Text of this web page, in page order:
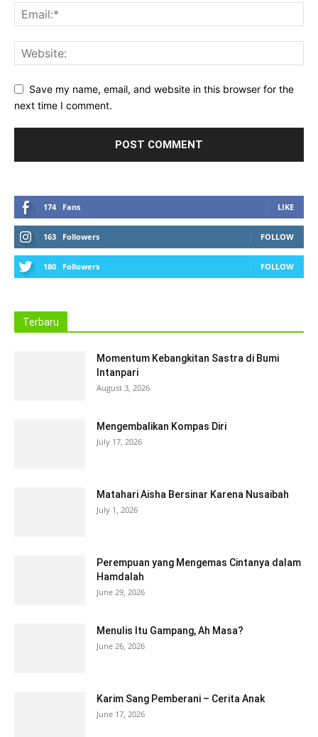
Save my name, email, and website in this browser for the
next time I comment.
174 Fans LIKE
163 Followers FOLLOW
180 Followers FOLLOW
Terbaru
Momentum Kebangkitan Sastra di Bumi
Intanpari
August 3, 2026
Mengembalikan Kompas Diri
July 17, 2026
Matahari Aisha Bersinar Karena Nusaibah
July 1, 2026
Perempuan yang Mengemas Cintanya dalam
Hamdalah
June 29, 2026
Menulis Itu Gampang, Ah Masa?
June 26, 2026
Karim Sang Pemberani – Cerita Anak
June 17, 2026